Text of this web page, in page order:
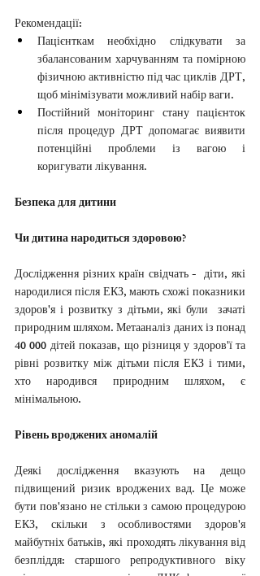
Рекомендації:
Пацієнткам необхідно слідкувати за
збалансованим харчуванням та помірною
фізичною активністю під час циклів ДРТ,
щоб мінімізувати можливий набір ваги.
Постійний моніторинг стану пацієнток
після процедур ДРТ допомагає виявити
потенційні проблеми із вагою і
коригувати лікування.
Безпека для дитини
Чи дитина народиться здоровою?
Дослідження різних країн свідчать -  діти, які
народилися після ЕКЗ, мають схожі показники
здоров'я і розвитку з дітьми, які були  зачаті
природним шляхом. Метааналіз даних із понад
40 000 дітей показав, що різниця у здоров'ї та
рівні розвитку між дітьми після ЕКЗ і тими,
хто народився природним шляхом, є
мінімальною.
Рівень вроджених аномалій
Деякі дослідження вказують на дещо
підвищений ризик вроджених вад. Це може
бути пов'язано не стільки з самою процедурою
ЕКЗ, скільки з особливостями здоров'я
майбутніх батьків, які проходять лікування від
безпліддя: старшого репродуктивного віку